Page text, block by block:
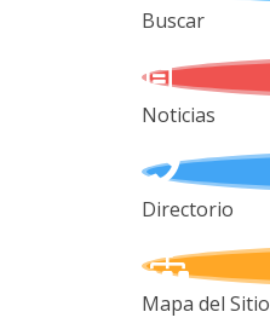
Buscar
Noticias
Directorio
Mapa del Sitio